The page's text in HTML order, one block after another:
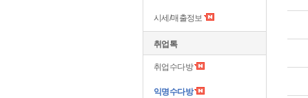
시세/매출정보
취업톡
취업수다방
익명수다방